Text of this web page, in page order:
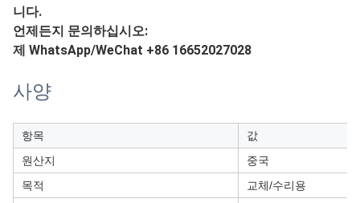
니다.
언제든지 문의하십시오:
제 WhatsApp/WeChat +86 16652027028
사양
항목
값
원산지
중국
목적
교체/수리용